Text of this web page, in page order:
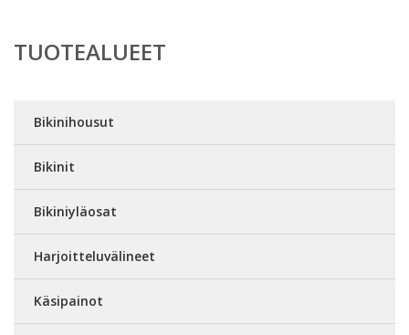
TUOTEALUEET
Bikinihousut
Bikinit
Bikiniyläosat
Harjoitteluvälineet
Käsipainot